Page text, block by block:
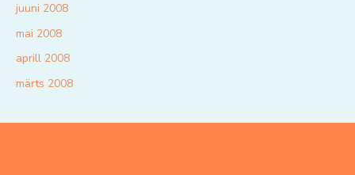
juuni 2008
mai 2008
aprill 2008
märts 2008